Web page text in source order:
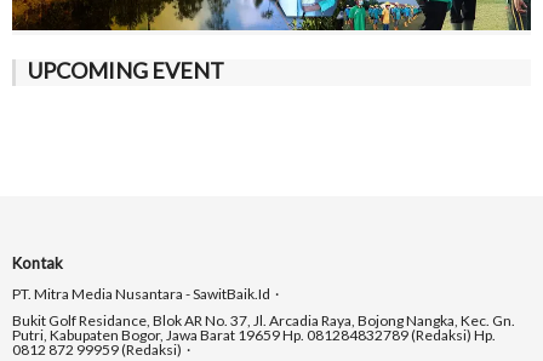
UPCOMING EVENT
Kontak
PT. Mitra Media Nusantara - SawitBaik.id
Bukit Golf Residance, Blok AR No. 37, Jl. Arcadia Raya, Bojong Nangka, Kec. Gn.
Putri, Kabupaten Bogor, Jawa Barat 19659 Hp. 081284832789 (Redaksi) Hp.
0812 872 99959 (Redaksi)